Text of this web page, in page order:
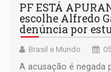
PF ESTÁ
escolhe Alfredo
denúncia por
Brasil e Mundo
A acusação é negada